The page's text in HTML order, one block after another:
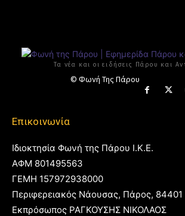
Τα νέα και οι ειδήσεις Πάρου και
© Φωνή Της Πάρου
Επικοινωνία
Ιδιοκτησία Φωνή της Πάρου Ι.Κ.Ε.
ΑΦΜ 801495563
ΓΕΜΗ 157972938000
Περιφερειακός Νάουσας, Πάρος, 84401
Εκπρόσωπος ΡΑΓΚΟΥΣΗΣ ΝΙΚΟΛΑΟΣ